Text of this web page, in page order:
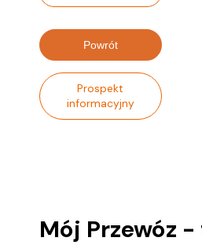
Powrót
Prospekt
informacyjny
Mój Przewóz